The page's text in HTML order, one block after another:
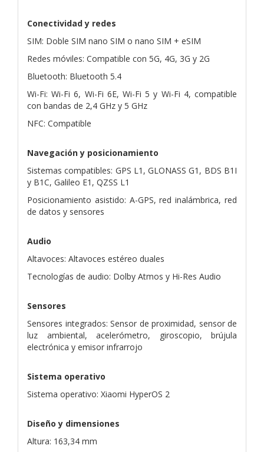
Conectividad y redes
SIM: Doble SIM nano SIM o nano SIM + eSIM
Redes móviles: Compatible con 5G, 4G, 3G y 2G
Bluetooth: Bluetooth 5.4
Wi-Fi: Wi-Fi 6, Wi-Fi 6E, Wi-Fi 5 y Wi-Fi 4, compatible
con bandas de 2,4 GHz y 5 GHz
NFC: Compatible
Navegación y posicionamiento
Sistemas compatibles: GPS L1, GLONASS G1, BDS B1I
y B1C, Galileo E1, QZSS L1
Posicionamiento asistido: A-GPS, red inalámbrica, red
de datos y sensores
Audio
Altavoces: Altavoces estéreo duales
Tecnologías de audio: Dolby Atmos y Hi-Res Audio
Sensores
Sensores integrados: Sensor de proximidad, sensor de
luz ambiental, acelerómetro, giroscopio, brújula
electrónica y emisor infrarrojo
Sistema operativo
Sistema operativo: Xiaomi HyperOS 2
Diseño y dimensiones
Altura: 163,34 mm